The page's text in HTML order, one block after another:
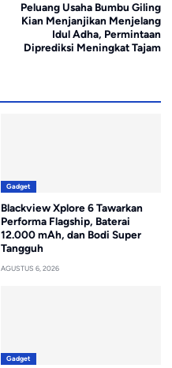
Peluang Usaha Bumbu Giling
Kian Menjanjikan Menjelang
Idul Adha, Permintaan
Diprediksi Meningkat Tajam
Gadget
Blackview Xplore 6 Tawarkan
Performa Flagship, Baterai
12.000 mAh, dan Bodi Super
Tangguh
AGUSTUS 6, 2026
Gadget